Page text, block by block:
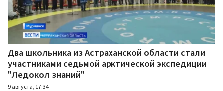
Два школьника из Астраханской области стали
участниками седьмой арктической экспедиции
"Ледокол знаний"
9 августа, 17:34